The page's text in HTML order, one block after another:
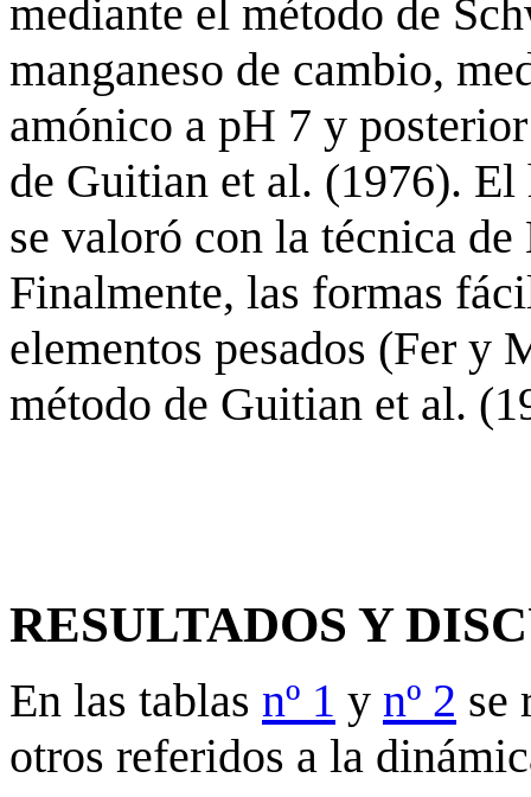
mediante el método de
manganeso de cambio,
amónico a pH 7 y
de Guitian et al. (1976).
se valoró con la técnica
Finalmente, las formas
elementos pesados (Fer y
método de Guitian et al.
RESULTADOS Y
En las tablas nº 1 y nº 2 se
otros referidos a la